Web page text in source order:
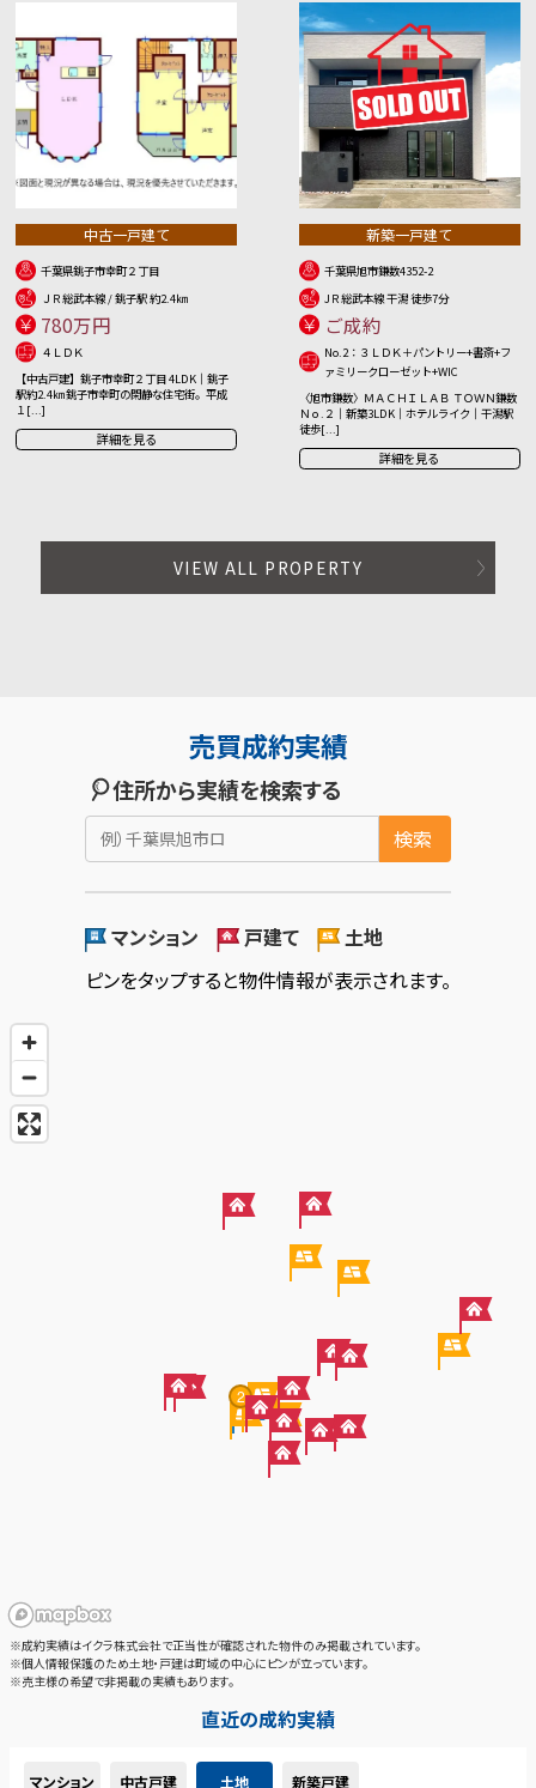
中古一戸建て
千葉県銚子市幸町２丁目
ＪＲ総武本線 / 銚子駅 約2.4㎞
780万円
４ＬＤＫ
【中古戸建】銚子市幸町２丁目 4LDK｜銚子
駅約2.4㎞ 銚子市幸町の閑静な住宅街。平成
１[...]
詳細を見る
新築一戸建て
千葉県旭市鎌数4352-2
JＲ総武本線 干潟 徒歩7分
ご成約
No.2：３ＬＤＫ＋パントリー+書斎+フ
ァミリークローゼット+WIC
〈旭市鎌数〉ＭＡＣＨＩＬＡＢ ＴＯＷＮ鎌数
Ｎｏ.２｜新築3LDK｜ホテルライク｜干潟駅
徒歩[...]
詳細を見る
VIEW ALL PROPERTY